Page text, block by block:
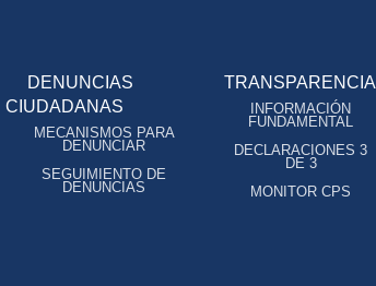
DENUNCIAS
CIUDADANAS
MECANISMOS PARA
DENUNCIAR
SEGUIMIENTO DE
DENUNCIAS
TRANSPARENCIA
INFORMACIÓN
FUNDAMENTAL
DECLARACIONES 3
DE 3
MONITOR CPS